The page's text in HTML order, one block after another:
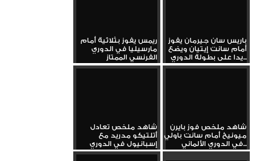
باريس سان جيرمان يفوز
أمام سانت إيتيان ويضع
يدا على بطولة الدوري...
ريمس يفوز بثلاثية أمام
مارسيليا في الدوري
الفرنسي الممتاز
شاهد ملخص فوز بايرن
ميونيخ أمام سانت باولي
في الدوري الألماني...
شاهد ملخص تعادل
أتلتيكو مدريد مع
إسبانيول في الدوري
الإسباني...